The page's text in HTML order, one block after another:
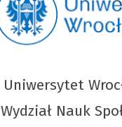
Uniwersytet
Wydział Nauk